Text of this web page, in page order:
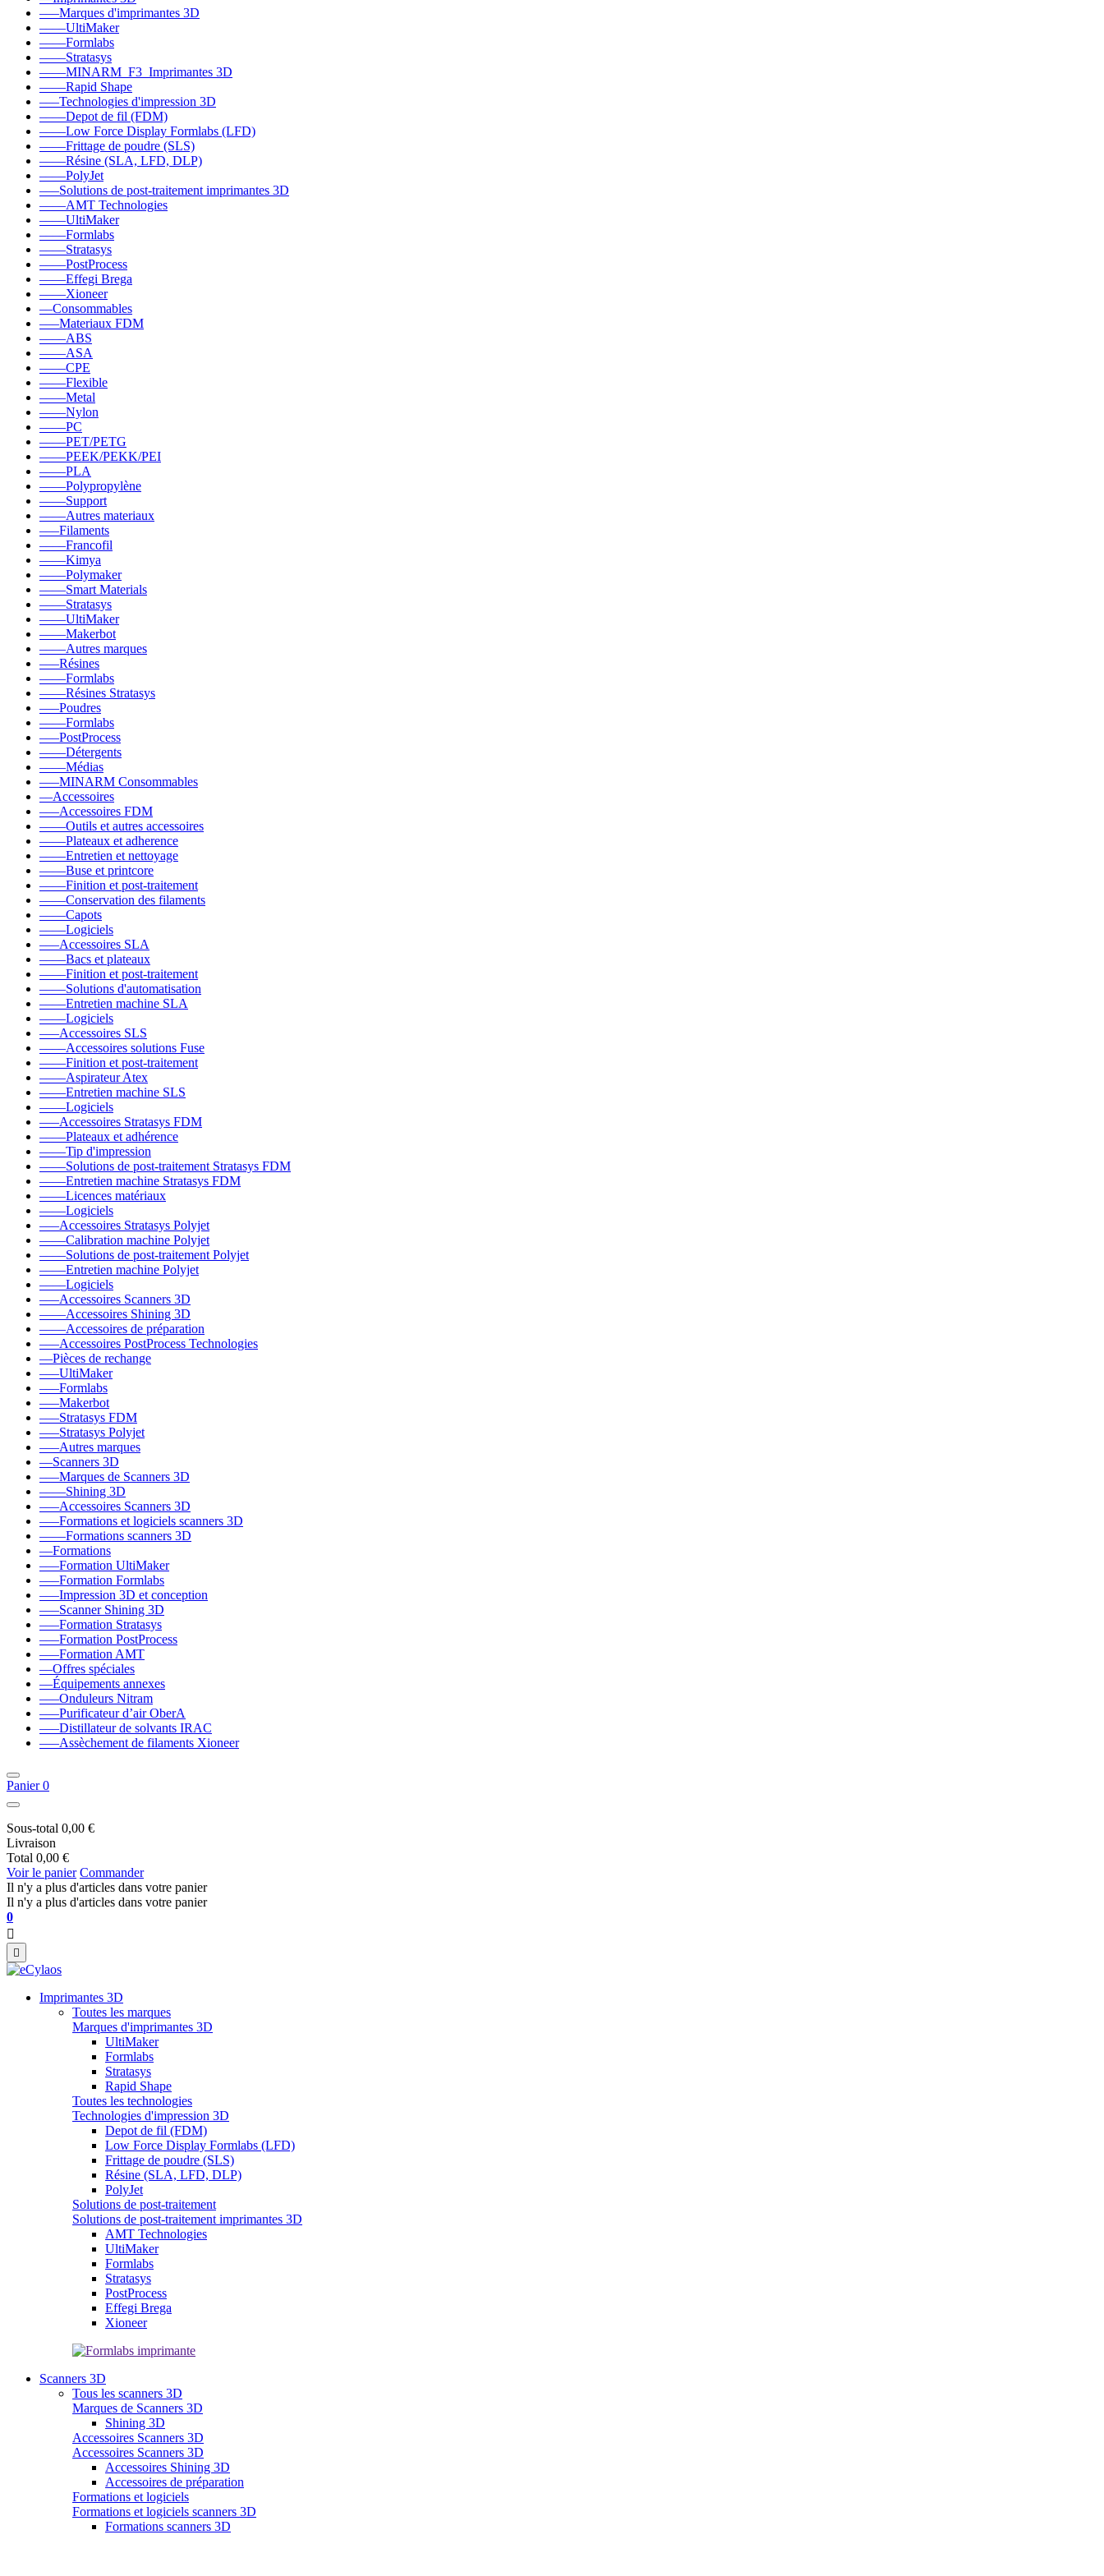
–––Marques d'imprimantes 3D
––––UltiMaker
––––Formlabs
––––Stratasys
––––MINARM_F3_Imprimantes 3D
––––Rapid Shape
–––Technologies d'impression 3D
––––Depot de fil (FDM)
––––Low Force Display Formlabs (LFD)
––––Frittage de poudre (SLS)
––––Résine (SLA, LFD, DLP)
––––PolyJet
–––Solutions de post-traitement imprimantes 3D
––––AMT Technologies
––––UltiMaker
––––Formlabs
––––Stratasys
––––PostProcess
––––Effegi Brega
––––Xioneer
––Consommables
–––Materiaux FDM
––––ABS
––––ASA
––––CPE
––––Flexible
––––Metal
––––Nylon
––––PC
––––PET/PETG
––––PEEK/PEKK/PEI
––––PLA
––––Polypropylène
––––Support
––––Autres materiaux
–––Filaments
––––Francofil
––––Kimya
––––Polymaker
––––Smart Materials
––––Stratasys
––––UltiMaker
––––Makerbot
––––Autres marques
–––Résines
––––Formlabs
––––Résines Stratasys
–––Poudres
––––Formlabs
–––PostProcess
––––Détergents
––––Médias
–––MINARM Consommables
––Accessoires
–––Accessoires FDM
––––Outils et autres accessoires
––––Plateaux et adherence
––––Entretien et nettoyage
––––Buse et printcore
––––Finition et post-traitement
––––Conservation des filaments
––––Capots
––––Logiciels
–––Accessoires SLA
––––Bacs et plateaux
––––Finition et post-traitement
––––Solutions d'automatisation
––––Entretien machine SLA
––––Logiciels
–––Accessoires SLS
––––Accessoires solutions Fuse
––––Finition et post-traitement
––––Aspirateur Atex
––––Entretien machine SLS
––––Logiciels
–––Accessoires Stratasys FDM
––––Plateaux et adhérence
––––Tip d'impression
––––Solutions de post-traitement Stratasys FDM
––––Entretien machine Stratasys FDM
––––Licences matériaux
––––Logiciels
–––Accessoires Stratasys Polyjet
––––Calibration machine Polyjet
––––Solutions de post-traitement Polyjet
––––Entretien machine Polyjet
––––Logiciels
–––Accessoires Scanners 3D
––––Accessoires Shining 3D
––––Accessoires de préparation
–––Accessoires PostProcess Technologies
––Pièces de rechange
–––UltiMaker
–––Formlabs
–––Makerbot
–––Stratasys FDM
–––Stratasys Polyjet
–––Autres marques
––Scanners 3D
–––Marques de Scanners 3D
––––Shining 3D
–––Accessoires Scanners 3D
–––Formations et logiciels scanners 3D
––––Formations scanners 3D
––Formations
–––Formation UltiMaker
–––Formation Formlabs
–––Impression 3D et conception
–––Scanner Shining 3D
–––Formation Stratasys
–––Formation PostProcess
–––Formation AMT
––Offres spéciales
––Équipements annexes
–––Onduleurs Nitram
–––Purificateur d’air OberA
–––Distillateur de solvants IRAC
–––Assèchement de filaments Xioneer
Panier 0
Sous-total 0,00 €
Livraison
Total 0,00 €
Voir le panier Commander
Il n'y a plus d'articles dans votre panier
Il n'y a plus d'articles dans votre panier
0


Imprimantes 3D
Toutes les marques
Marques d'imprimantes 3D
UltiMaker
Formlabs
Stratasys
Rapid Shape
Toutes les technologies
Technologies d'impression 3D
Depot de fil (FDM)
Low Force Display Formlabs (LFD)
Frittage de poudre (SLS)
Résine (SLA, LFD, DLP)
PolyJet
Solutions de post-traitement
Solutions de post-traitement imprimantes 3D
AMT Technologies
UltiMaker
Formlabs
Stratasys
PostProcess
Effegi Brega
Xioneer
Scanners 3D
Tous les scanners 3D
Marques de Scanners 3D
Shining 3D
Accessoires Scanners 3D
Accessoires Scanners 3D
Accessoires Shining 3D
Accessoires de préparation
Formations et logiciels
Formations et logiciels scanners 3D
Formations scanners 3D